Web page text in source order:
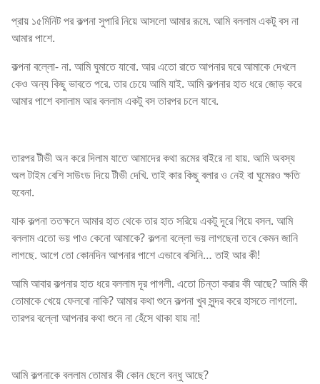
প্রায় ১৫মিনিট পর কল্পনা সুপারি নিয়ে আসলো আমার রূমে. আমি বললাম একটু বস না
আমার পাশে.
কল্পনা বল্লো- না. আমি ঘুমাতে যাবো. আর এতো রাতে আপনার ঘরে আমাকে দেখলে
কেও অন্য কিছু ভাবতে পরে. তার চেয়ে আমি যাই. আমি কল্পনার হাত ধরে জোড় করে
আমার পাশে বসালাম আর বললাম একটু বস তারপর চলে যাবে.
তারপর টীভী অন করে দিলাম যাতে আমাদের কথা রূমের বাইরে না যায়. আমি অবস্য
অল টাইম বেশি সাউংড দিয়ে টীভী দেখি. তাই কার কিছু বলার ও নেই বা ঘুমেরও ক্ষতি
হবেনা.
যাক কল্পনা ততক্ষনে আমার হাত থেকে তার হাত সরিয়ে একটু দূরে গিয়ে বসল. আমি
বললাম এতো ভয় পাও কেনো আমাকে? কল্পনা বল্লো ভয় লাগছেনা তবে কেমন জানি
লাগছে. আগে তো কোনদিন আপনার পাশে এভাবে বসিনি… তাই আর কী!
আমি আবার কল্পনার হাত ধরে বললাম দূর পাগলী. এতো চিন্তা করার কী আছে? আমি কী
তোমাকে খেয়ে ফেলবো নাকি? আমার কথা শুনে কল্পনা খুব সুন্দর করে হাসতে লাগলো.
তারপর বল্লো আপনার কথা শুনে না হেঁসে থাকা যায় না!
আমি কল্পনাকে বললাম তোমার কী কোন ছেলে বন্ধু আছে?